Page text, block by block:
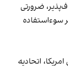
ضرورتی
سوءاستفاده
اتحادیه